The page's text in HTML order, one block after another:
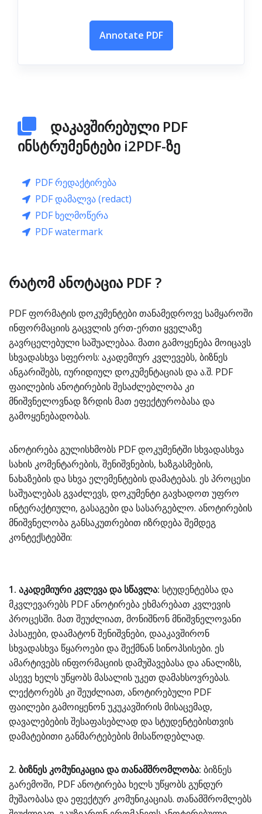
Annotate PDF
დაკავშირებული PDF
ინსტრუმენტები i2PDF-ზე
PDF რედაქტირება
PDF დამალვა (redact)
PDF ხელმოწერა
PDF watermark
რატომ ანოტაცია PDF ?
PDF ფორმატის დოკუმენტები თანამედროვე სამყაროში
ინფორმაციის გაცვლის ერთ-ერთი ყველაზე
გავრცელებული საშუალებაა. მათი გამოყენება მოიცავს
სხვადასხვა სფეროს: აკადემიურ კვლევებს, ბიზნეს
ანგარიშებს, იურიდიულ დოკუმენტაციას და ა.შ. PDF
ფაილების ანოტირების შესაძლებლობა კი
მნიშვნელოვნად ზრდის მათ ეფექტურობასა და
გამოყენებადობას.
ანოტირება გულისხმობს PDF დოკუმენტში სხვადასხვა
სახის კომენტარების, შენიშვნების, ხაზგასმების,
ნახაზების და სხვა ელემენტების დამატებას. ეს პროცესი
საშუალებას გვაძლევს, დოკუმენტი გავხადოთ უფრო
ინტერაქტიული, გასაგები და სასარგებლო. ანოტირების
მნიშვნელობა განსაკუთრებით იზრდება შემდეგ
კონტექსტებში:
1. აკადემიური კვლევა და სწავლა: სტუდენტებსა და
მკვლევარებს PDF ანოტირება ეხმარებათ კვლევის
პროცესში. მათ შეუძლიათ, მონიშნონ მნიშვნელოვანი
პასაჟები, დაამატონ შენიშვნები, დააკავშირონ
სხვადასხვა წყაროები და შექმნან სინოპსისები. ეს
ამარტივებს ინფორმაციის დამუშავებასა და ანალიზს,
ასევე ხელს უწყობს მასალის უკეთ დამახსოვრებას.
ლექტორებს კი შეუძლიათ, ანოტირებული PDF
ფაილები გამოიყენონ უკუკავშირის მისაცემად,
დავალებების შესაფასებლად და სტუდენტებისთვის
დამატებითი განმარტებების მისაწოდებლად.
2. ბიზნეს კომუნიკაცია და თანამშრომლობა: ბიზნეს
გარემოში, PDF ანოტირება ხელს უწყობს გუნდურ
მუშაობასა და ეფექტურ კომუნიკაციას. თანამშრომლებს